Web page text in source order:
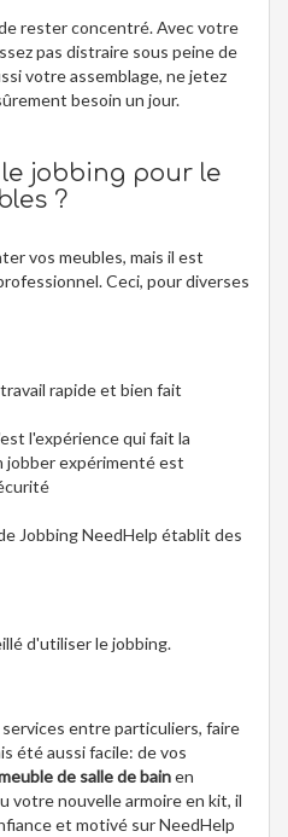
rester concentré. Avec votre
pas distraire sous peine de
votre assemblage, ne jetez
besoin un jour.
jobbing pour le
?
vos meubles, mais il est
Ceci, pour diverses
rapide et bien fait
l'expérience qui fait la
jobber expérimenté est
Jobbing NeedHelp établit des
d'utiliser le jobbing.
entre particuliers, faire
été aussi facile: de vos
de salle de bainen
votre nouvelle armoire en kit, il
et motivé sur NeedHelp